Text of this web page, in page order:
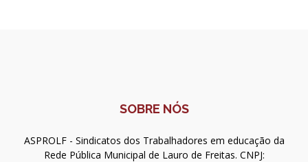
SOBRE NÓS
ASPROLF - Sindicatos dos Trabalhadores em educação da
Rede Pública Municipal de Lauro de Freitas. CNPJ: